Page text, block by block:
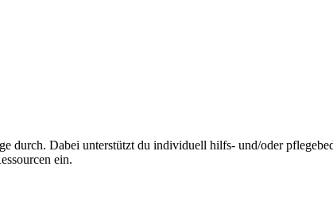
durch. Dabei unterstützt du individuell hilfs- und/oder
ein.